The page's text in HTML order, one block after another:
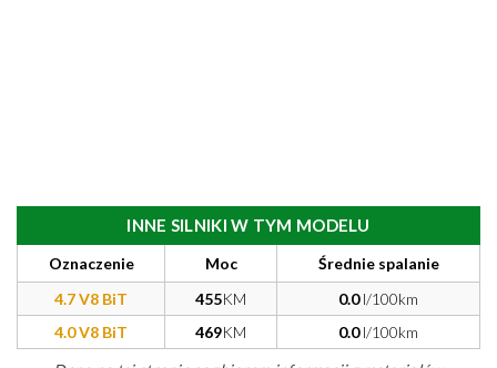
INNE SILNIKI W TYM MODELU
Oznaczenie Moc
Średnie spalanie
4.7 V8 BiT
455KM 0.0l/100km
4.0 V8 BiT
469KM 0.0l/100km